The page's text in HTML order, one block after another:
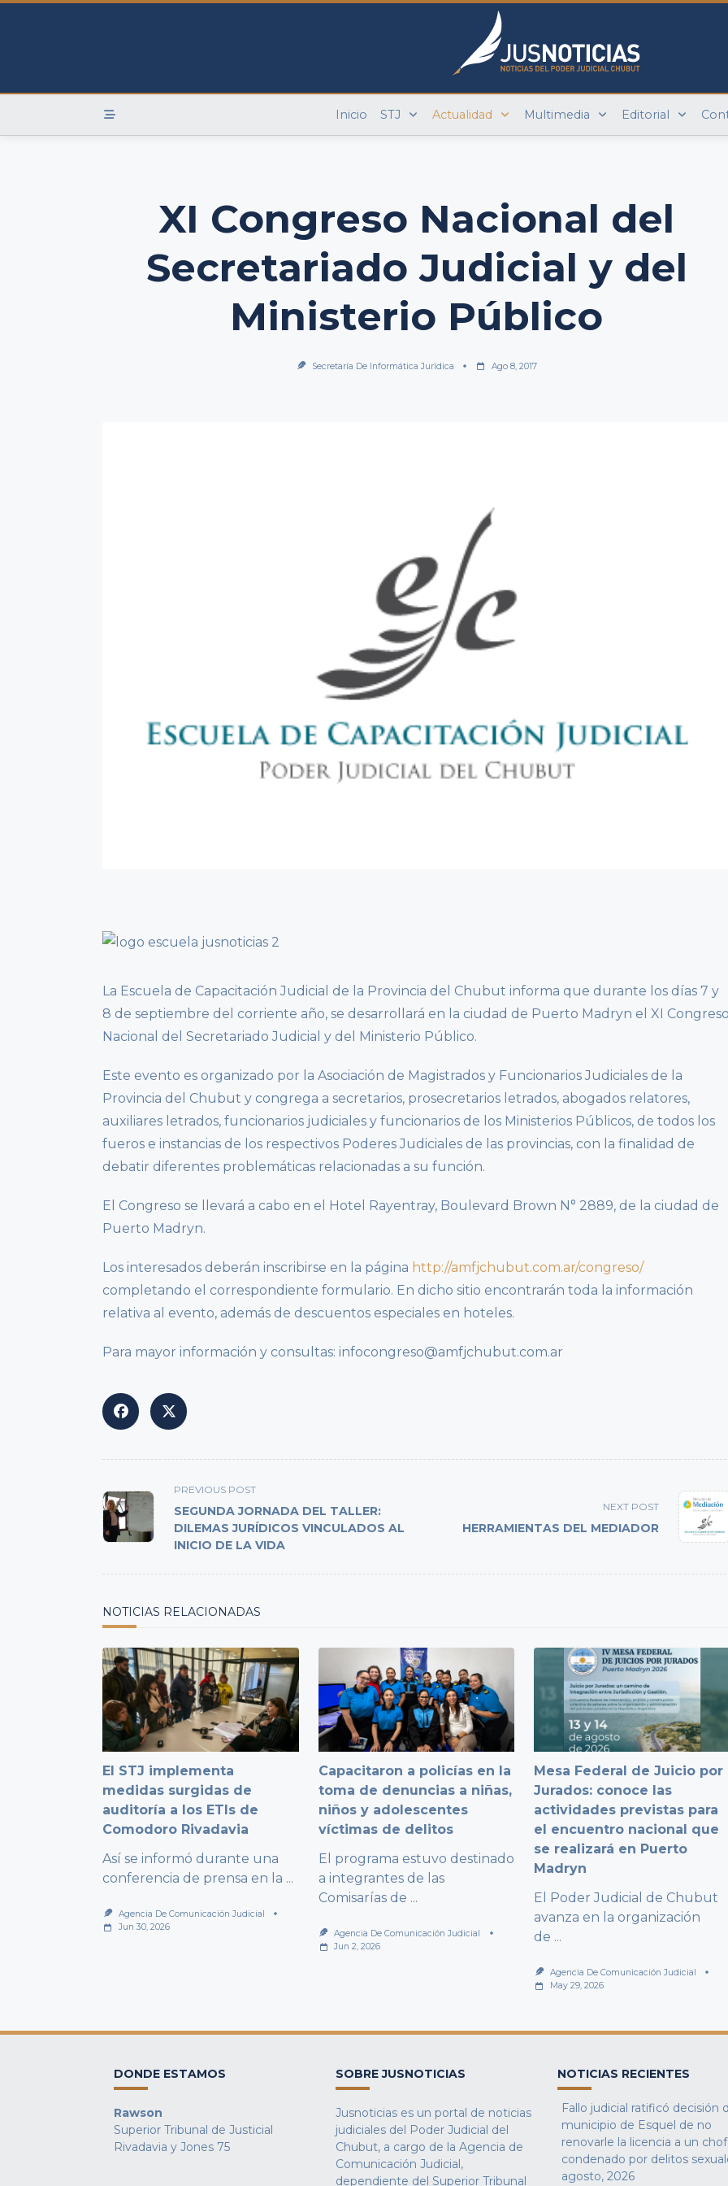
Skip
Inicio STJ Actualidad Multimedia Editorial
XI Congreso Nacional del
Secretariado Judicial y del
Ministerio Público
Secretaría De Informática Jurídica Ago 8, 2017
La Escuela de Capacitación Judicial de la Provincia del Chubut informa que durante los días 7 y
8 de septiembre del corriente año, se desarrollará en la ciudad de Puerto Madryn el XI
Nacional del Secretariado Judicial y del Ministerio Público.
Este evento es organizado por la Asociación de Magistrados y Funcionarios Judiciales de la
Provincia del Chubut y congrega a secretarios, prosecretarios letrados, abogados relatores,
auxiliares letrados, funcionarios judiciales y funcionarios de los Ministerios Públicos, de todos los
fueros e instancias de los respectivos Poderes Judiciales de las provincias, con la finalidad de
debatir diferentes problemáticas relacionadas a su función.
El Congreso se llevará a cabo en el Hotel Rayentray, Boulevard Brown N° 2889, de la ciudad de
Puerto Madryn.
Los interesados deberán inscribirse en la página http://amfjchubut.com.ar/congreso/
completando el correspondiente formulario. En dicho sitio encontrarán toda la información
relativa al evento, además de descuentos especiales en hoteles.
Para mayor información y consultas: infocongreso@amfjchubut.com.ar
<span
class="nav-
subtitle
screen-
PREVIOUS POST
SEGUNDA JORNADA DEL TALLER:
DILEMAS JURÍDICOS VINCULADOS AL
INICIO DE LA VIDA
NEXT POST
HERRAMIENTAS DEL MEDIADOR
NOTICIAS RELACIONADAS
El STJ implementa
medidas surgidas de
auditoría a los ETIs de
Comodoro Rivadavia
Así se informó durante una
conferencia de prensa en la ...
Agencia De Comunicación Judicial
Jun 30, 2026
Capacitaron a policías en la
toma de denuncias a niñas,
niños y adolescentes
víctimas de delitos
El programa estuvo destinado
a integrantes de las
Comisarías de ...
Agencia De Comunicación Judicial
Jun 2, 2026
Mesa Federal de Juicio por
Jurados: conoce las
actividades previstas para
el encuentro nacional que
se realizará en Puerto
Madryn
El Poder Judicial de Chubut
avanza en la organización
de ...
Agencia De Comunicación Judicial
May 29, 2026
DONDE ESTAMOS
Rawson
Superior Tribunal de Justicial
Rivadavia y Jones 75
SOBRE JUSNOTICIAS
Jusnoticias es un portal de noticias
judiciales del Poder Judicial del
Chubut, a cargo de la Agencia de
Comunicación Judicial,
dependiente del Superior Tribunal
NOTICIAS RECIENTES
Fallo judicial ratificó decisión
municipio de Esquel de no
renovarle la licencia a un
condenado por delitos
agosto, 2026